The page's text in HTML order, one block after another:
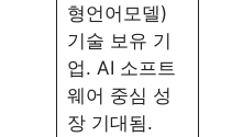
형언어모델)
기술 보유 기
업. AI 소프트
웨어 중심 성
장 기대됨.